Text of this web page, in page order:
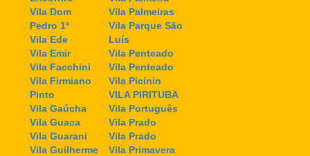
Vila Dom
Pedro 1º
Vila Ede
Vila Emir
Vila Facchini
Vila Firmiano
Pinto
Vila Gaúcha
Vila Guaca
Vila Guarani
Vila Guilherme
Vila Palmeiras
Vila Parque São
Luís
Vila Penteado
Vila Penteado
Vila Picinin
VILA PIRITUBA
Vila Português
Vila Prado
Vila Prado
Vila Primavera